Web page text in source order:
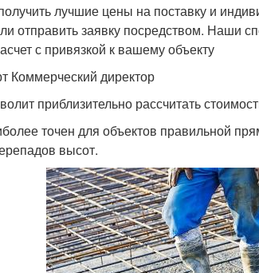
лучшие цены на поставку и
отправить заявку посредством. Наши
с привязкой к вашему объекту
Коммерческий директор
приблизительно рассчитать
точен для объектов правильной
высот.